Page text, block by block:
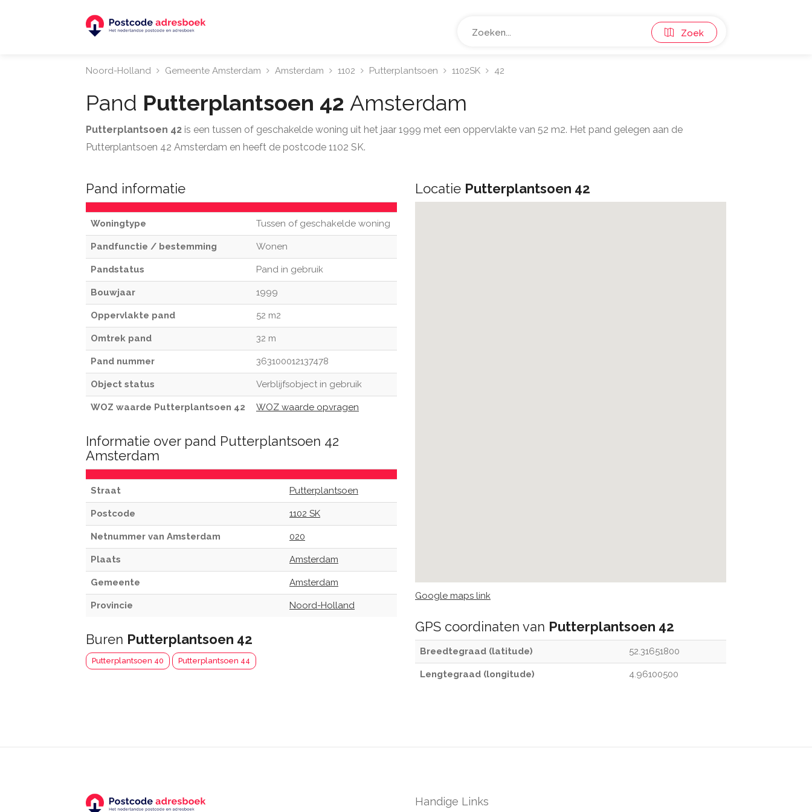
Zoek
Noord-Holland Gemeente Amsterdam Amsterdam 1102 Putterplantsoen 1102SK 42
Pand Putterplantsoen 42 Amsterdam
Putterplantsoen 42 is een tussen of geschakelde woning uit het jaar 1999 met een oppervlakte van 52 m2. Het pand gelegen aan de
Putterplantsoen 42 Amsterdam en heeft de postcode 1102 SK.
Pand informatie
Woningtype Tussen of geschakelde woning
Pandfunctie / bestemming Wonen
Pandstatus Pand in gebruik
Bouwjaar 1999
Oppervlakte pand 52 m2
Omtrek pand 32 m
Pand nummer 363100012137478
Object status Verblijfsobject in gebruik
WOZ waarde Putterplantsoen 42 WOZ waarde opvragen
Informatie over pand Putterplantsoen 42
Amsterdam
Straat Putterplantsoen
Postcode 1102 SK
Netnummer van Amsterdam 020
Plaats Amsterdam
Gemeente Amsterdam
Provincie Noord-Holland
Buren Putterplantsoen 42
Putterplantsoen 40 Putterplantsoen 44
Locatie Putterplantsoen 42
Google maps link
GPS coordinaten van Putterplantsoen 42
Breedtegraad (latitude) 52.31651800
Lengtegraad (longitude) 4.96100500
Handige Links